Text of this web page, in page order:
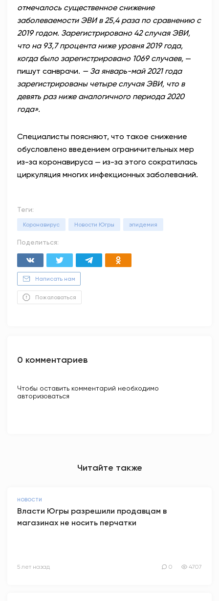
отмечалось существенное снижение
заболеваемости ЭВИ в 25,4 раза по сравнению с
2019 годом. Зарегистрировано 42 случая ЭВИ,
что на 93,7 процента ниже уровня 2019 года,
когда было зарегистрировано 1069 случаев, —
пишут санврачи. — За январь-май 2021 года
зарегистрированы четыре случая ЭВИ, что в
девять раз ниже аналогичного периода 2020
года».
Специалисты поясняют, что такое снижение
обусловлено введением ограничительных мер
из-за коронавируса — из-за этого сократилась
циркуляция многих инфекционных заболеваний.
Теги:
Коронавирус Новости Югры эпидемия
Поделиться:
Написать нам
Пожаловаться
0 комментариев
Чтобы оставить комментарий необходимо
авторизоваться
Читайте также
НОВОСТИ
Власти Югры разрешили продавцам в
магазинах не носить перчатки
5 лет назад 0 4707